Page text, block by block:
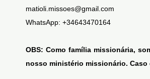
matioli.missoes@gmail.com
WhatsApp: +34643470164
OBS: Como família missionária,
nosso ministério missionário.